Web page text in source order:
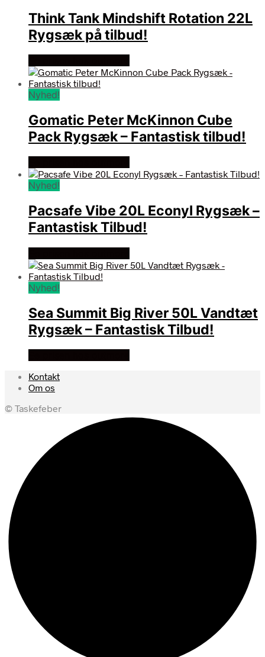
Think Tank Mindshift Rotation 22L
Rygsæk på tilbud!
Nyhed!
Gomatic Peter McKinnon Cube
Pack Rygsæk – Fantastisk tilbud!
Nyhed!
Pacsafe Vibe 20L Econyl Rygsæk –
Fantastisk Tilbud!
Nyhed!
Sea Summit Big River 50L Vandtæt
Rygsæk – Fantastisk Tilbud!
Kontakt
Om os
© Taskefeber